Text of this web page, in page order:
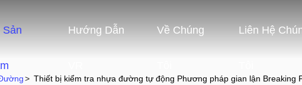
Sản Hướng Dẫn Về Chúng Liên Hệ
> Thiết bị kiểm tra nhựa đường tự động Phương pháp gian lận Breaking